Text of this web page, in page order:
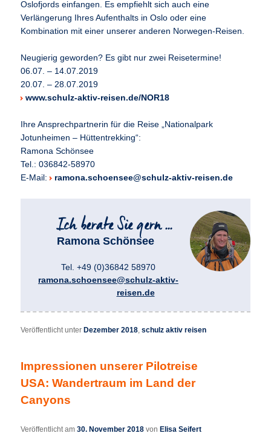
Oslofjords einfangen. Es empfiehlt sich auch eine
Verlängerung Ihres Aufenthalts in Oslo oder eine
Kombination mit einer unserer anderen Norwegen-Reisen.
Neugierig geworden? Es gibt nur zwei Reisetermine!
06.07. – 14.07.2019
20.07. – 28.07.2019
www.schulz-aktiv-reisen.de/NOR18
Ihre Ansprechpartnerin für die Reise „Nationalpark
Jotunheimen – Hüttentrekking“:
Ramona Schönsee
Tel.: 036842-58970
E-Mail: ramona.schoensee@schulz-aktiv-reisen.de
Ramona Schönsee
Tel. +49 (0)36842 58970
ramona.schoensee@schulz-aktiv-
reisen.de
Veröffentlicht unter Dezember 2018 ,schulz aktiv reisen
Impressionen unserer Pilotreise
USA: Wandertraum im Land der
Canyons
Veröffentlicht am30. November 2018 von Elisa Seifert